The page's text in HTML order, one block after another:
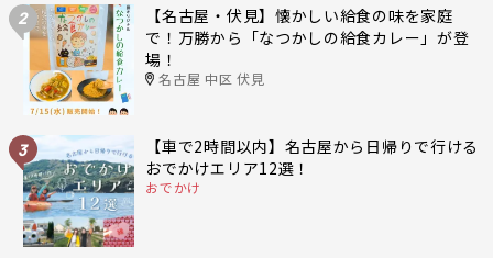
2
【名古屋・伏見】懐かしい給食の味を家庭
で！万勝から「なつかしの給食カレー」が登
場！
名古屋 中区 伏見
3
【車で2時間以内】名古屋から日帰りで行ける
おでかけエリア12選！
おでかけ